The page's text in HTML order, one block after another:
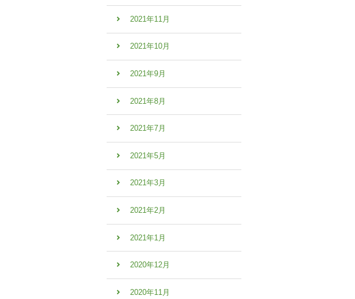
2021年11月
2021年10月
2021年9月
2021年8月
2021年7月
2021年5月
2021年3月
2021年2月
2021年1月
2020年12月
2020年11月